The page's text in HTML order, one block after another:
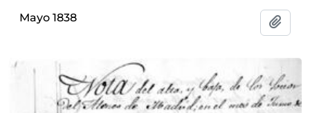
Mayo 1838